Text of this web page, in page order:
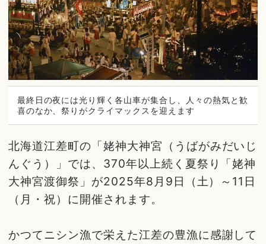
最終日の夜には光り輝く各山車が集合し、人々の熱気と歓
喜のなか、祭りがクライマックスを迎えます
北海道江差町の「姥神大神宮（うばがみだいじ
んぐう）」では、370年以上続く夏祭り「姥神
大神宮渡御祭」が2025年8月9日（土）～11日
（月・祝）に開催されます。
かつてニシン漁で栄えた江差の豊漁に感謝して